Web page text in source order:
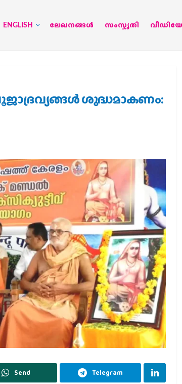
ENGLISH ലേഖനങ്ങള്‍ സംസ്കൃതി
ശുദ്ധമാകണം:
Send Telegram